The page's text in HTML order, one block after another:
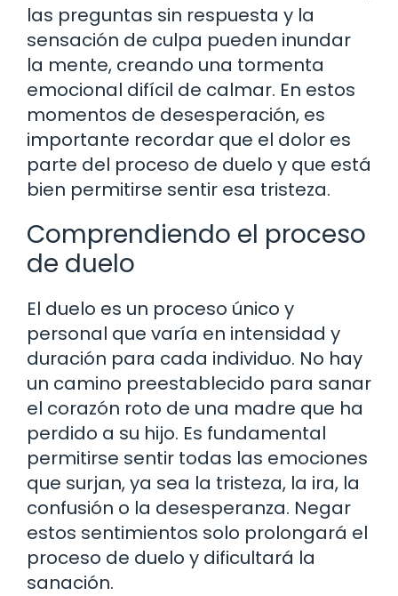
las preguntas sin respuesta y la
sensación de culpa pueden inundar
la mente, creando una tormenta
emocional difícil de calmar. En estos
momentos de desesperación, es
importante recordar que el dolor es
parte del proceso de duelo y que está
bien permitirse sentir esa tristeza.
Comprendiendo el proceso
de duelo
El duelo es un proceso único y
personal que varía en intensidad y
duración para cada individuo. No hay
un camino preestablecido para sanar
el corazón roto de una madre que ha
perdido a su hijo. Es fundamental
permitirse sentir todas las emociones
que surjan, ya sea la tristeza, la ira, la
confusión o la desesperanza. Negar
estos sentimientos solo prolongará el
proceso de duelo y dificultará la
sanación.